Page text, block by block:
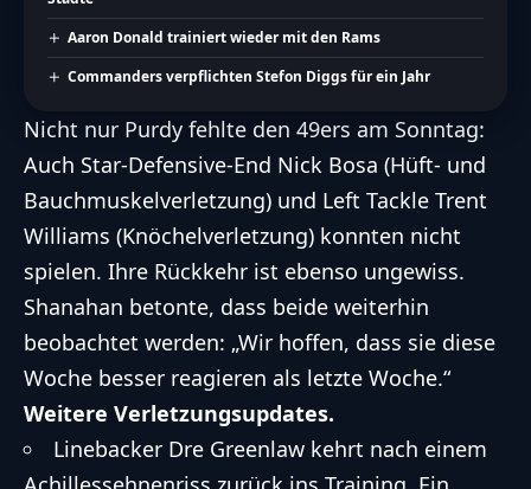
Aaron Donald trainiert wieder mit den Rams
Commanders verpflichten Stefon Diggs für ein Jahr
Nicht nur Purdy fehlte den 49ers am Sonntag:
Auch Star-Defensive-End Nick Bosa (Hüft- und
Bauchmuskelverletzung) und Left Tackle Trent
Williams (Knöchelverletzung) konnten nicht
spielen. Ihre Rückkehr ist ebenso ungewiss.
Shanahan betonte, dass beide weiterhin
beobachtet werden: „Wir hoffen, dass sie diese
Woche besser reagieren als letzte Woche.“
Weitere Verletzungsupdates.
Linebacker Dre Greenlaw kehrt nach einem